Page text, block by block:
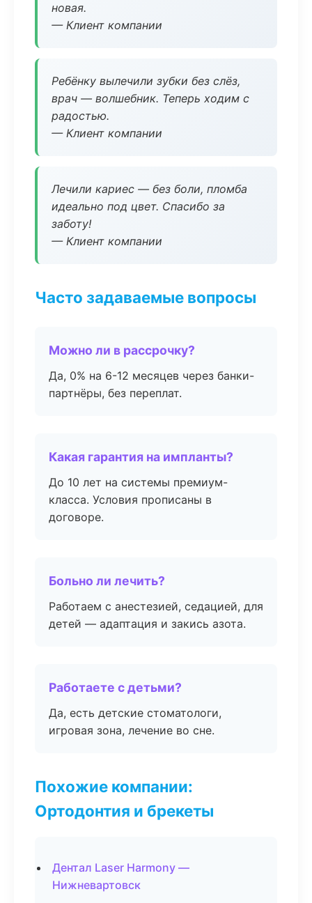
новая.
— Клиент компании
Ребёнку вылечили зубки без слёз,
врач — волшебник. Теперь ходим с
радостью.
— Клиент компании
Лечили кариес — без боли, пломба
идеально под цвет. Спасибо за
заботу!
— Клиент компании
Часто задаваемые вопросы
Можно ли в рассрочку?
Да, 0% на 6-12 месяцев через банки-
партнёры, без переплат.
Какая гарантия на импланты?
До 10 лет на системы премиум-
класса. Условия прописаны в
договоре.
Больно ли лечить?
Работаем с анестезией, седацией, для
детей — адаптация и закись азота.
Работаете с детьми?
Да, есть детские стоматологи,
игровая зона, лечение во сне.
Похожие компании:
Ортодонтия и брекеты
Дентал Laser Harmony —
Нижневартовск